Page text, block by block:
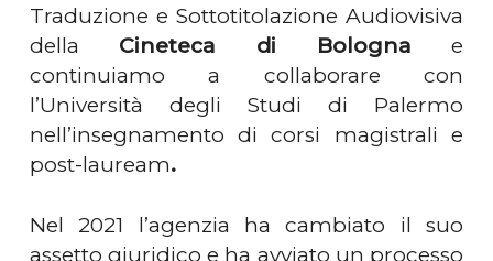
Traduzione e Sottotitolazione Audiovisiva
della Cineteca di Bologna e
continuiamo a collaborare con
l’Università degli Studi di Palermo
nell’insegnamento di corsi magistrali e
post-lauream.
Nel 2021 l’agenzia ha cambiato il suo
assetto giuridico e ha avviato un processo